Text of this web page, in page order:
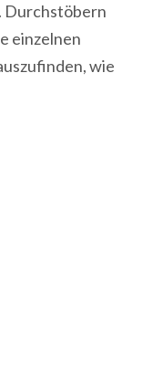
Durchstöbern
einzelnen
wie